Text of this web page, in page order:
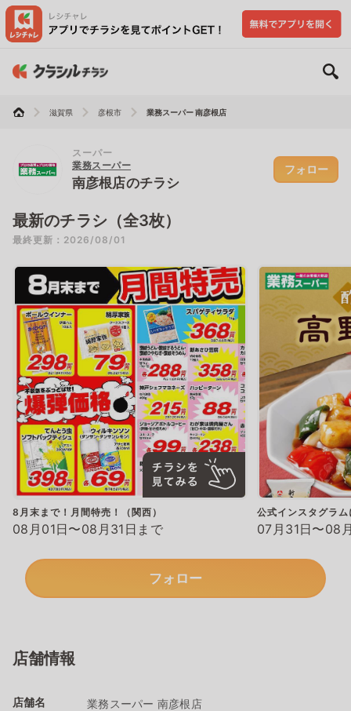
滋賀県 彦根市 業務スーパー 南彦根店
スーパー
業務スーパー
南彦根店のチラシ
フォロー
最新のチラシ（全3枚）
最終更新：2026/08/01
8月末まで！月間特売！（関西）
08月01日〜08月31日まで
公式インスタグラ
07月31日〜08
フォロー
店舗情報
店舗名 業務スーパー 南彦根店